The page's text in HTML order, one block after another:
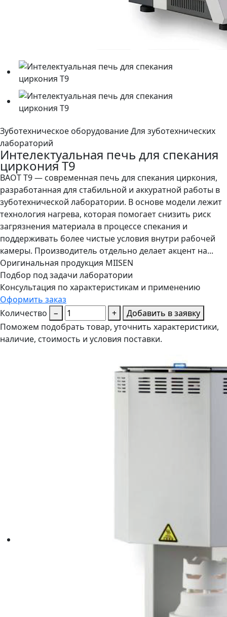
Зуботехническое оборудованиеДля зуботехнических
лабораторий
Интелектуальная печь для спекания
циркония Т9
BAOT T9 — современная печь для спекания циркония,
разработанная для стабильной и аккуратной работы в
зуботехнической лаборатории. В основе модели лежит
технология нагрева, которая помогает снизить риск
загрязнения материала в процессе спекания и
поддерживать более чистые условия внутри рабочей
камеры. Производитель отдельно делает акцент на...
Оригинальная продукция MIISEN
Подбор под задачи лаборатории
Консультация по характеристикам и применению
Оформить заказ
Количество
− +
Добавить в заявку
Поможем подобрать товар, уточнить характеристики,
наличие, стоимость и условия поставки.